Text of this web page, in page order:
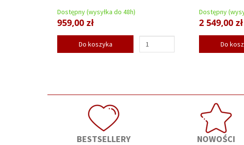
Dostępny (wysyłka do 48h)
959,00 zł
Do koszyka
Dostępny
2 549,00 zł
Do
BESTSELLERY NOWOŚCI